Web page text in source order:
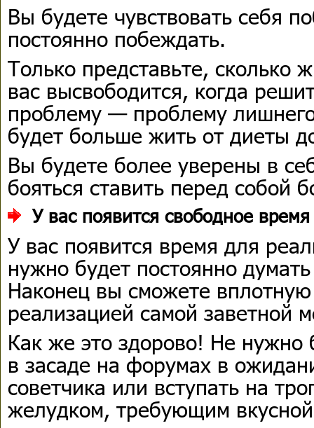
Вы будете чувствовать себя
постоянно побеждать.
Только представьте, сколько
вас высвободится, когда
проблему — проблему
будет больше жить от диеты
Вы будете более уверены в
бояться ставить перед собой
Увас появится свободное время
У вас появится время для
нужно будет постоянно
Наконец вы сможете вплотную
реализацией самой заветной
Как же это здорово! Не нужно
в засаде на форумах в
советчика или вступать на
желудком, требующим